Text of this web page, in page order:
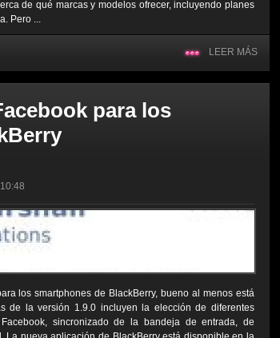
de qué marcas y modelos ofrecer, incluyendo planes
Pero ...
LEER MÁS
para los
los smartphones de BlackBerry, bueno al menos está
de la versión 1.9.0 incluyen la elección de diferentes
sincronizado de la bandeja de entrada, de